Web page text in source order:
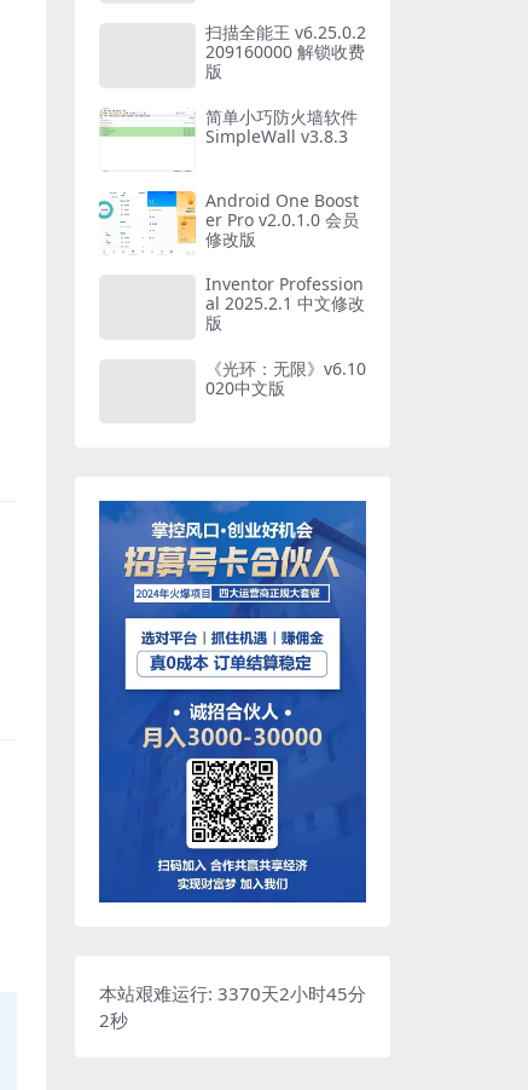
扫描全能王 v6.25.0.2
209160000 解锁收费
版
简单小巧防火墙软件
SimpleWall v3.8.3
Android One Boost
er Pro v2.0.1.0 会员
修改版
Inventor Profession
al 2025.2.1 中文修改
版
《光环：无限》v6.10
020中文版
本站艰难运行: 3370天2小时45分
2秒